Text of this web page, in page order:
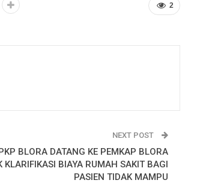
2
NEXT POST
BLORA DATANG KE PEMKAP BLORA
KLARIFIKASI BIAYA RUMAH SAKIT BAGI
PASIEN TIDAK MAMPU